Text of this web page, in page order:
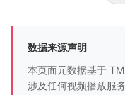
数据来源声明
本页面元数据基于
涉及任何视频播放服务